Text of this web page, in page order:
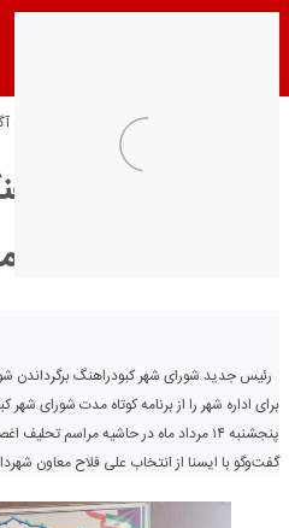
تاریخ انتشار:
شورای شهر
به شهر
رئیس جدید شورای شهر کبودراهنگ برگرداندن
برای اداره شهر را از برنامه کوتاه مدت شورای شهر
پنجشنبه ۱۴ مرداد ماه در حاشیه مراسم
گفت‌وگو با ایسنا از انتخاب علی فلاح معاون